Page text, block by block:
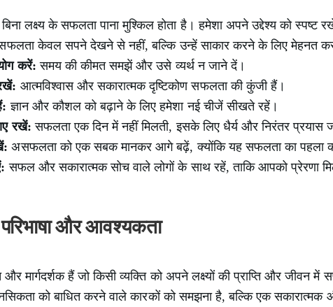
बिना लक्ष्य के सफलता पाना मुश्किल होता है। हमेशा अपने उद्देश्य को स्पष्ट
केवल सपने देखने से नहीं, बल्कि उन्हें साकार करने के लिए मेहनत
करें: समय की कीमत समझें और उसे व्यर्थ न जाने दें।
आत्मविश्वास और सकारात्मक दृष्टिकोण सफलता की कुंजी हैं।
ज्ञान और कौशल को बढ़ाने के लिए हमेशा नई चीजें सीखते रहें।
रखें: सफलता एक दिन में नहीं मिलती, इसके लिए धैर्य और निरंतर प्रयास
असफलता को एक सबक मानकर आगे बढ़ें, क्योंकि यह सफलता का पहला
सफल और सकारात्मक सोच वाले लोगों के साथ रहें, ताकि आपको प्रेरणा
और आवश्यकता
मार्गदर्शक हैं जो किसी व्यक्ति को अपने लक्ष्यों की प्राप्ति और जीवन
को बाधित करने वाले कारकों को समझना है, बल्कि एक सकारात्मक